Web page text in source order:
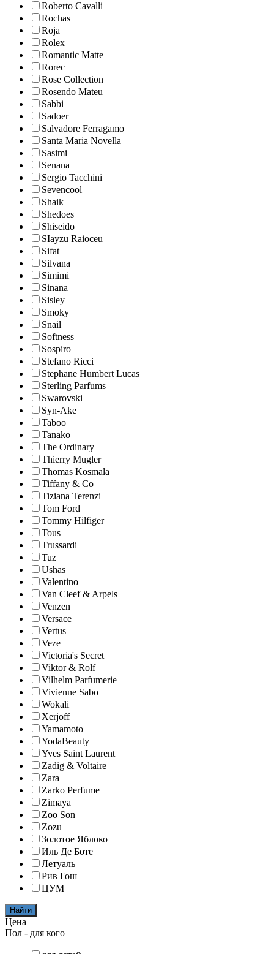
Roberto Cavalli
Rochas
Roja
Rolex
Romantic Matte
Rorec
Rose Collection
Rosendo Mateu
Sabbi
Sadoer
Salvadore Ferragamo
Santa Maria Novella
Sasimi
Senana
Sergio Tacchini
Sevencool
Shaik
Shedoes
Shiseido
SIayzu Raioceu
Sifat
Silvana
Simimi
Sinana
Sisley
Smoky
Snail
Softness
Sospiro
Stefano Ricci
Stephane Humbert Lucas
Sterling Parfums
Swarovski
Syn-Ake
Taboo
Tanako
The Ordinary
Thierry Mugler
Thomas Kosmala
Tiffany & Co
Tiziana Terenzi
Tom Ford
Tommy Hilfiger
Tous
Trussardi
Tuz
Ushas
Valentino
Van Cleef & Arpels
Venzen
Versace
Vertus
Veze
Victoria's Secret
Viktor & Rolf
Vilhelm Parfumerie
Vivienne Sabo
Wokali
Xerjoff
Yamamoto
YodaBeauty
Yves Saint Laurent
Zadig & Voltaire
Zara
Zarko Perfume
Zimaya
Zoo Son
Zozu
Золотое Яблоко
Иль Де Боте
Летуаль
Рив Гош
ЦУМ
Найти
Цена
Пол - для кого